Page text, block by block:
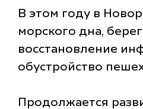
В этом году в
морского дна,
восстановление
обустройство
Продолжается